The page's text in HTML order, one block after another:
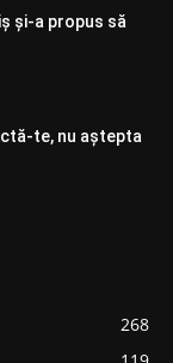
și-a propus să
te, nu aștepta
268